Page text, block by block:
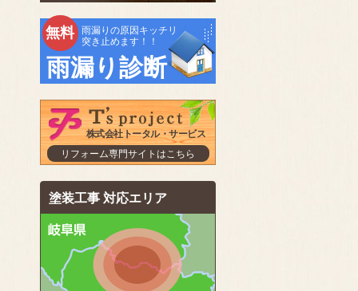
無料
雨漏りの原因キッチリ
突き止めます！！
雨漏り診断
株式会社トータル・サービス
リフォーム専門サイトはこちら
塗装工事 対応エリア